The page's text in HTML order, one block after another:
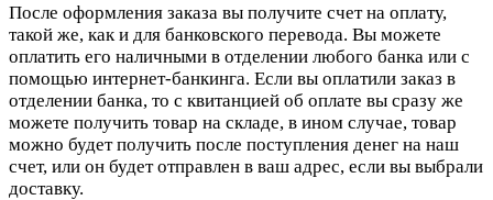
После оформления заказа вы получите счет на оплату,
такой же, как и для банковского перевода. Вы можете
оплатить его наличными в отделении любого банка или с
помощью интернет-банкинга. Если вы оплатили заказ в
отделении банка, то с квитанцией об оплате вы сразу же
можете получить товар на складе, в ином случае, товар
можно будет получить после поступления денег на наш
счет, или он будет отправлен в ваш адрес, если вы выбрали
доставку.